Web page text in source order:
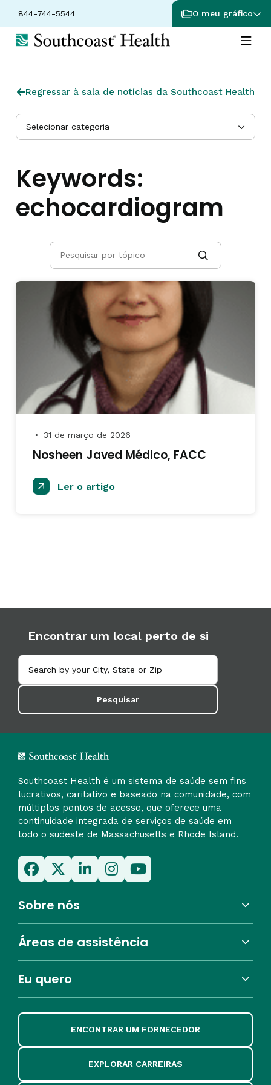
844-744-5544 O meu gráfico
Regressar à sala de notícias da Southcoast Health
Selecionar categoria
Keywords:
echocardiogram
● 31 de março de 2026
Nosheen Javed Médico, FACC
Ler o artigo
Encontrar um local perto de si
Pesquisar
Southcoast Health é um sistema de saúde sem fins
lucrativos, caritativo e baseado na comunidade, com
múltiplos pontos de acesso, que oferece uma
continuidade integrada de serviços de saúde em
todo o sudeste de Massachusetts e Rhode Island.
Sobre nós
Áreas de assistência
Eu quero
ENCONTRAR UM FORNECEDOR
EXPLORAR CARREIRAS